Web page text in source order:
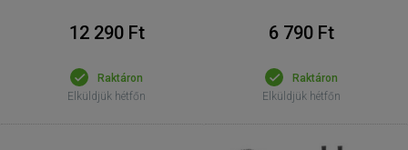
12 290 Ft
Raktáron
Elküldjük hétfőn
6 790 Ft
Raktáron
Elküldjük hétfőn